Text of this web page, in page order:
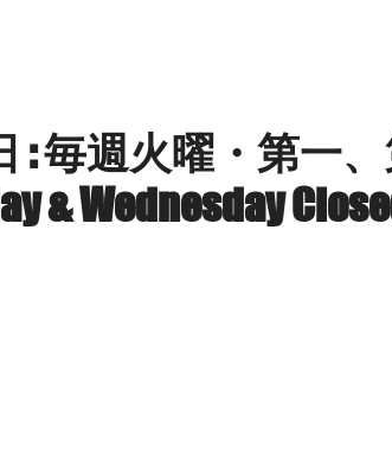
: 毎週火曜・第一
& Wednesday